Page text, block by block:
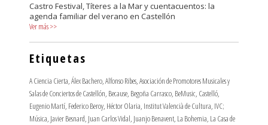
Castro Festival, Títeres a la Mar y cuentacuentos: la
agenda familiar del verano en Castellón
Ver más>>
Etiquetas
A Ciencia Cierta,Álex Bachero,Alfonso Ribes,Asociación de Promotores Musicales y
Salas de Conciertos de Castellón, Because, Begoña Carrasco, BeMusic, Castelló,
Eugenio Martí, Federico Beroy, Héctor Olaria, Institut Valencià de Cultura, IVC;
Música, Javier Besnard, Juan Carlos Vidal, Juanjo Benavent, La Bohemia, La Casa de